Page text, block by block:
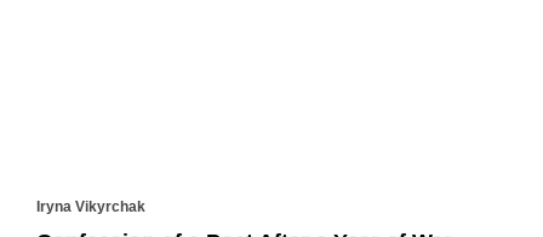
Iryna Vikyrchak